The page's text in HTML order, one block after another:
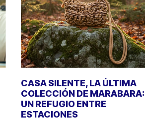
CASA SILENTE, LA ÚLTIMA
COLECCIÓN DE MARABARA:
UN REFUGIO ENTRE
ESTACIONES